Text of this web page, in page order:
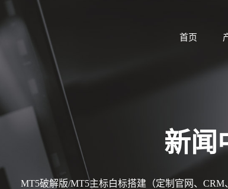
首页
新闻
MT5破解版/MT5主标白标搭建（定制官网、CRM